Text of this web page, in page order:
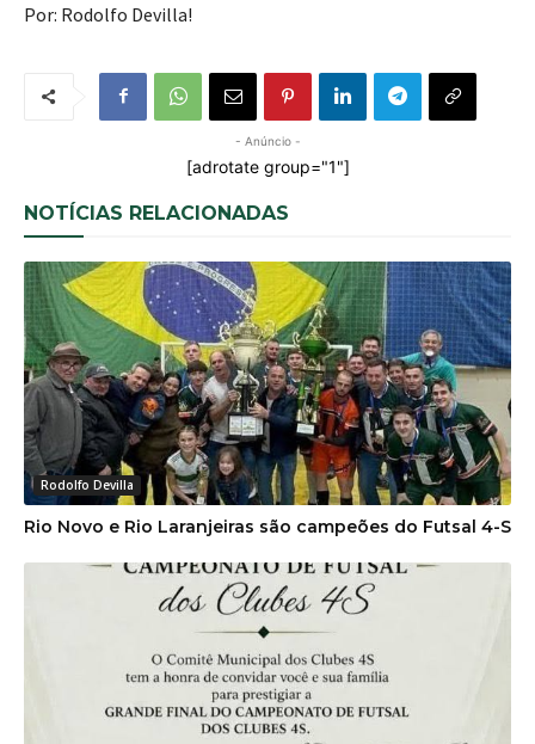
Por: Rodolfo Devilla!
- Anúncio -
[adrotate group="1"]
NOTÍCIAS RELACIONADAS
Rodolfo Devilla
Rio Novo e Rio Laranjeiras são campeões do Futsal 4-S